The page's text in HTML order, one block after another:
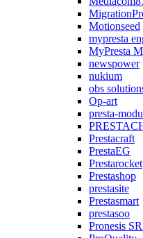
Motionseed
mypresta
MyPresta
newspower
nukium
obs
Op-art
presta-
Prestacraft
PrestaEG
Prestarocket
Prestashop
prestasite
Prestasmart
prestasoo
Pronesis